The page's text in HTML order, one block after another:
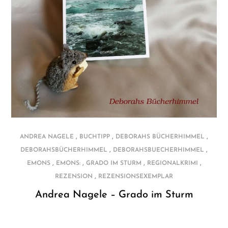
ANDREA NAGELE , BUCHTIPP , DEBORAHS BÜCHERHIMMEL ,
DEBORAHSBÜCHERHIMMEL , DEBORAHSBUECHERHIMMEL ,
EMONS, EMONS:, GRADO IM STURM , REGIONALKRIMI ,
REZENSION , REZENSIONSEXEMPLAR
Andrea Nagele – Grado im Sturm